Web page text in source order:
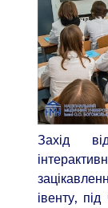
Захід
івенту,